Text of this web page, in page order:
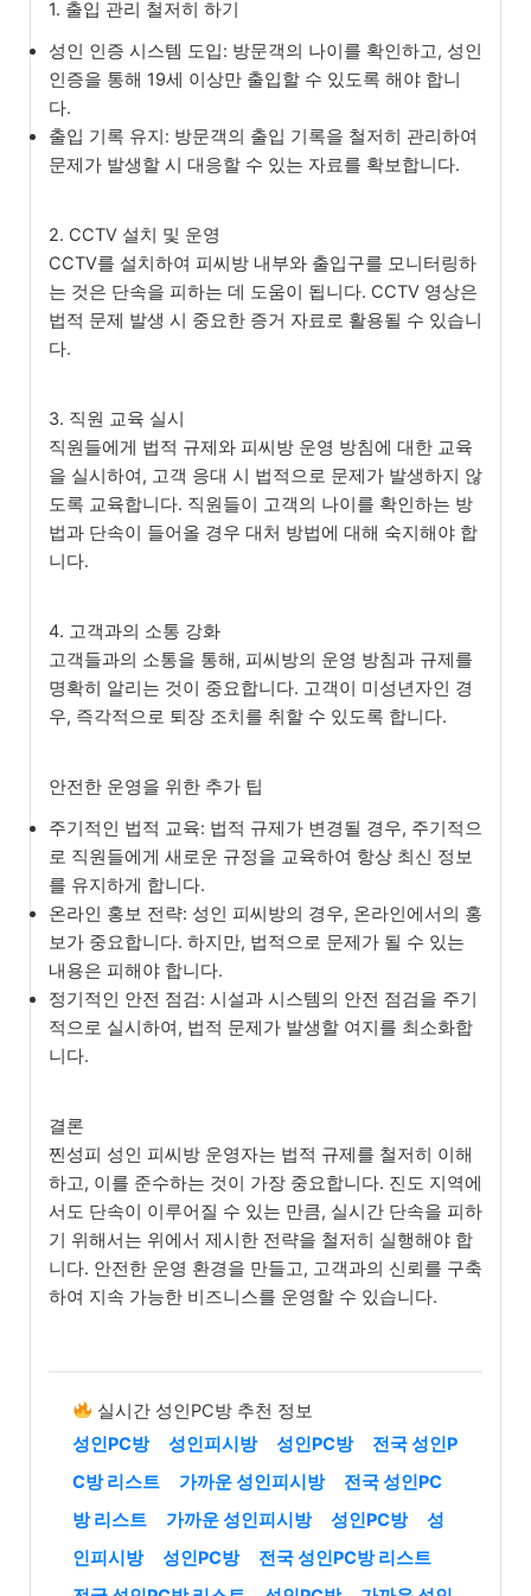
1. 출입 관리 철저히 하기
성인 인증 시스템 도입: 방문객의 나이를 확인하고, 성인
인증을 통해 19세 이상만 출입할 수 있도록 해야 합니
다.
출입 기록 유지: 방문객의 출입 기록을 철저히 관리하여
문제가 발생할 시 대응할 수 있는 자료를 확보합니다.
2. CCTV 설치 및 운영
CCTV를 설치하여 피씨방 내부와 출입구를 모니터링하
는 것은 단속을 피하는 데 도움이 됩니다. CCTV 영상은
법적 문제 발생 시 중요한 증거 자료로 활용될 수 있습니
다.
3. 직원 교육 실시
직원들에게 법적 규제와 피씨방 운영 방침에 대한 교육
을 실시하여, 고객 응대 시 법적으로 문제가 발생하지 않
도록 교육합니다. 직원들이 고객의 나이를 확인하는 방
법과 단속이 들어올 경우 대처 방법에 대해 숙지해야 합
니다.
4. 고객과의 소통 강화
고객들과의 소통을 통해, 피씨방의 운영 방침과 규제를
명확히 알리는 것이 중요합니다. 고객이 미성년자인 경
우, 즉각적으로 퇴장 조치를 취할 수 있도록 합니다.
안전한 운영을 위한 추가 팁
주기적인 법적 교육: 법적 규제가 변경될 경우, 주기적으
로 직원들에게 새로운 규정을 교육하여 항상 최신 정보
를 유지하게 합니다.
온라인 홍보 전략: 성인 피씨방의 경우, 온라인에서의 홍
보가 중요합니다. 하지만, 법적으로 문제가 될 수 있는
내용은 피해야 합니다.
정기적인 안전 점검: 시설과 시스템의 안전 점검을 주기
적으로 실시하여, 법적 문제가 발생할 여지를 최소화합
니다.
결론
찐성피 성인 피씨방 운영자는 법적 규제를 철저히 이해
하고, 이를 준수하는 것이 가장 중요합니다. 진도 지역에
서도 단속이 이루어질 수 있는 만큼, 실시간 단속을 피하
기 위해서는 위에서 제시한 전략을 철저히 실행해야 합
니다. 안전한 운영 환경을 만들고, 고객과의 신뢰를 구축
하여 지속 가능한 비즈니스를 운영할 수 있습니다.
실시간 성인PC방 추천 정보
성인PC방
성인피시방 성인PC방
전국 성인P
C방 리스트
가까운 성인피시방
전국 성인PC
방 리스트
가까운 성인피시방 성인PC방
성
인피시방
성인PC방
전국 성인PC방 리스트